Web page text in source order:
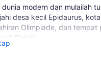
modern dan mulailah
desa kecil Epidaurus,
Olimpiade, dan tempat
di Delphi.